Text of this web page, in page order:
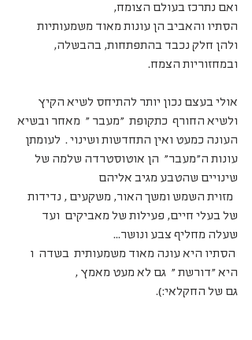
ואם נתרכז בעולם הצומח,
הסתיו והאביב הן עונות מאוד משמעותיות
ולהן חלק נכבד בהתפתחות, בהבשלה,
ובמחזוריות הצמח.
אולי בעצם נכון יותר להתיחס לשיא הקיץ
ולשיא החורף  כתקופת  "מעבר "  מאחר ובשיא
העונה כמעט ואין התחדשות ושינוי .  לעומתן
עונות ה"מעבר"  הן אוטוסטרדה שלמה של
שינויים שהטבע מגיב אליהם
  מזוית השמש ומשך האור, משקעים , נדידות
של בעלי חיים, פעילות של מאביקים  ועד
שעלה מחליף צבע ונושר...
הסתיו היא עונה מאוד משמעותית  בשדה  ו
היא "דורשת "  גם לא מעט מאמץ ,
גם של החקלאי:).